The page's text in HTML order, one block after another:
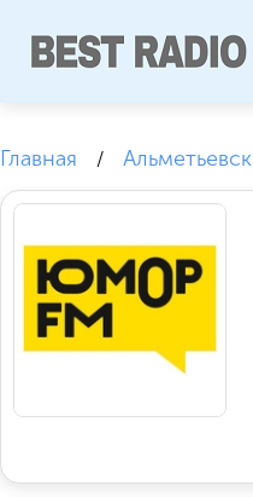
Главная / Альметьевск